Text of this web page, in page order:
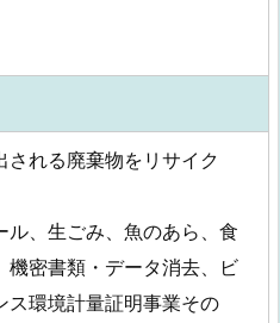
される廃棄物をリサイク
ル、生ごみ、魚のあら、食
機密書類・データ消去、ビ
ス環境計量証明事業その